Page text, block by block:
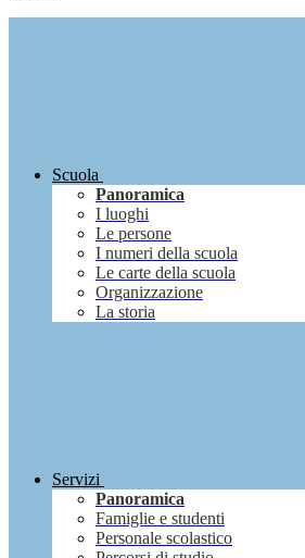
Scuola
Panoramica
I luoghi
Le persone
I numeri della scuola
Le carte della scuola
Organizzazione
La storia
Servizi
Panoramica
Famiglie e studenti
Personale scolastico